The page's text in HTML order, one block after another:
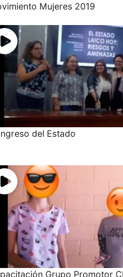
Mujeres 2019
del Estado
Grupo Promotor